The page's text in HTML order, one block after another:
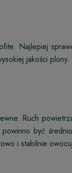
Najlepiej
jakości plony.
Ruch
być
i stabilnie